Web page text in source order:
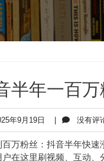
半年一百
年9月19日
2025
年
9
月
没有评
百万粉丝：抖音半年快
户在这里刷视频、互动